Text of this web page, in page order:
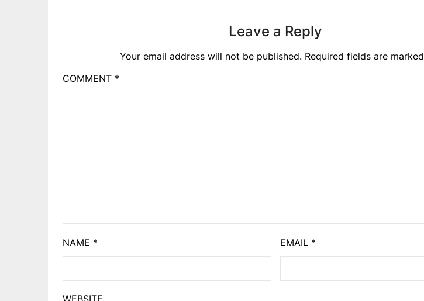
Leave a Reply
Your email address will not be published. Required fields are marked
COMMENT *
NAME * EMAIL *
WEBSITE